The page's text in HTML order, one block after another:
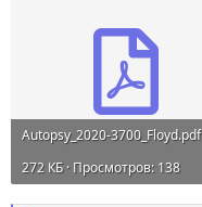
Autopsy_2020-3700_Floyd.pdf
272 КБ · Просмотров: 138